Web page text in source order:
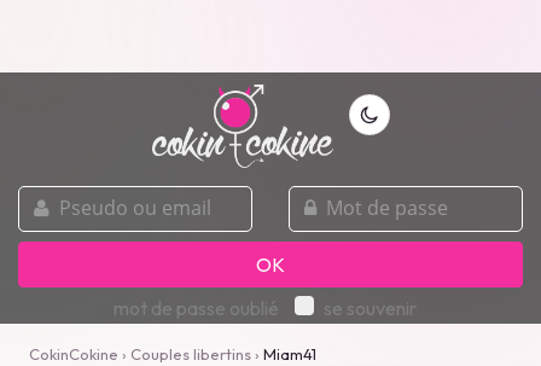
pseudo
ou
email
mot
de
passe
OK
mot de passe oublié
se souvenir
CokinCokine › Couples libertins› Miam41